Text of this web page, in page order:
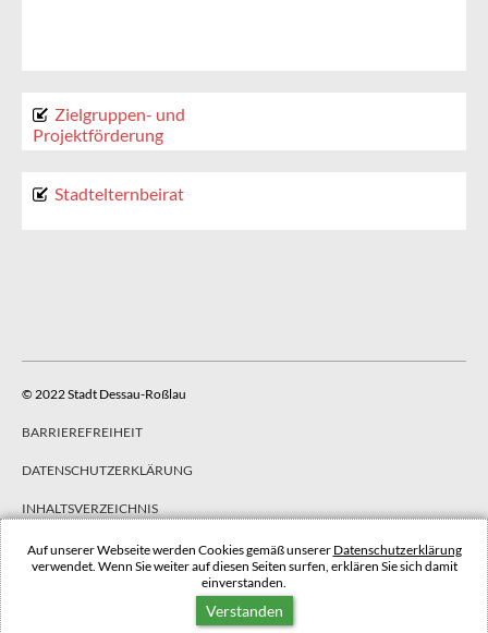
Auf unserer Webseite werden Cookies gemäß unserer Datenschutzerklärung
verwendet. Wenn Sie weiter auf diesen Seiten surfen, erklären Sie sich damit
einverstanden.
Verstanden
Zielgruppen- und
Projektförderung
Stadtelternbeirat
© 2022 Stadt Dessau-Roßlau
BARRIEREFREIHEIT
DATENSCHUTZERKLÄRUNG
INHALTSVERZEICHNIS
IMPRESSUM
NACH OBEN